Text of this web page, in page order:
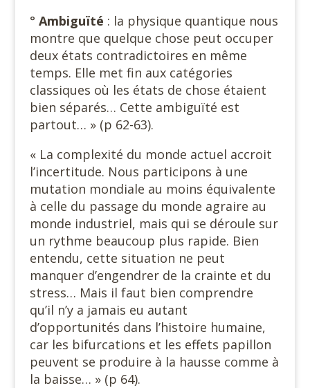
° Ambiguïté : la physique quantique nous
montre que quelque chose peut occuper
deux états contradictoires en même
temps. Elle met fin aux catégories
classiques où les états de chose étaient
bien séparés… Cette ambiguïté est
partout… » (p 62-63).
« La complexité du monde actuel accroit
l’incertitude. Nous participons à une
mutation mondiale au moins équivalente
à celle du passage du monde agraire au
monde industriel, mais qui se déroule sur
un rythme beaucoup plus rapide. Bien
entendu, cette situation ne peut
manquer d’engendrer de la crainte et du
stress… Mais il faut bien comprendre
qu’il n’y a jamais eu autant
d’opportunités dans l’histoire humaine,
car les bifurcations et les effets papillon
peuvent se produire à la hausse comme à
la baisse… » (p 64).